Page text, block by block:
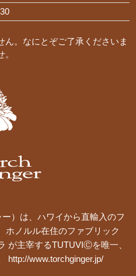
30
ん。なにとぞご了承くださいま
。
）は、ハワイから直輸入のフ
ホノルル在住のファブリック
が主宰するTUTUVIⒸを唯一、
http://www.torchginger.jp/